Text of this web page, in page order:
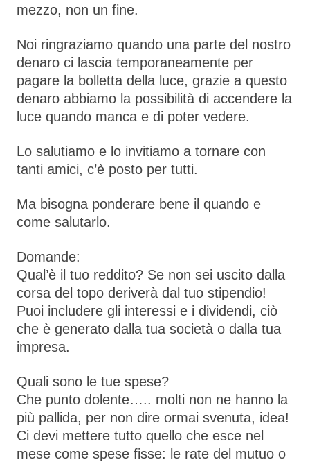
mezzo, non un fine.
Noi ringraziamo quando una parte del nostro
denaro ci lascia temporaneamente per
pagare la bolletta della luce, grazie a questo
denaro abbiamo la possibilità di accendere la
luce quando manca e di poter vedere.
Lo salutiamo e lo invitiamo a tornare con
tanti amici, c’è posto per tutti.
Ma bisogna ponderare bene il quando e
come salutarlo.
Domande:
Qual’è il tuo reddito? Se non sei uscito dalla
corsa del topo deriverà dal tuo stipendio!
Puoi includere gli interessi e i dividendi, ciò
che è generato dalla tua società o dalla tua
impresa.
Quali sono le tue spese?
Che punto dolente….. molti non ne hanno la
più pallida, per non dire ormai svenuta, idea!
Ci devi mettere tutto quello che esce nel
mese come spese fisse: le rate del mutuo o